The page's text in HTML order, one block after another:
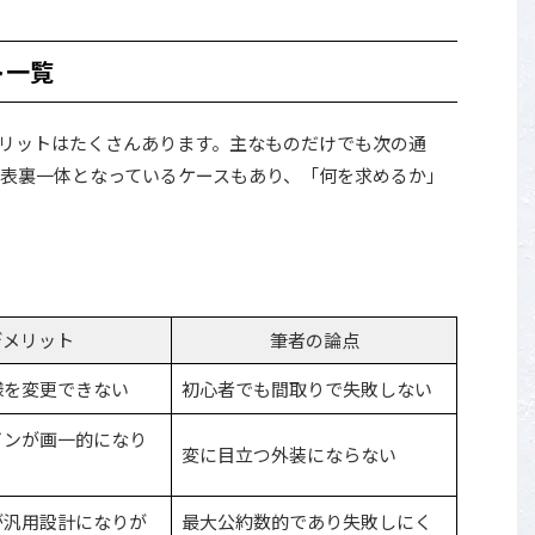
覧
ットはたくさんあります。主なものだけでも次の通
一体となっているケースもあり、「何を求めるか」
リット
筆者の論点
変更できない
初心者でも間取りで失敗しない
が画一的になり
変に目立つ外装にならない
用設計になりが 最大公約数的であり失敗しにく